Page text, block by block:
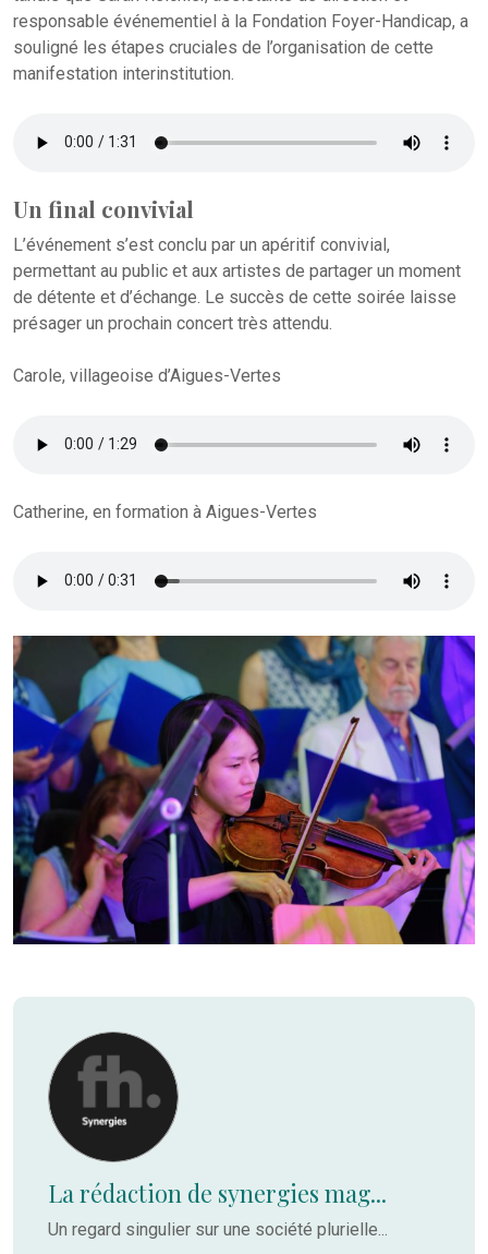
responsable événementiel à la Fondation Foyer-Handicap, a
souligné les étapes cruciales de l’organisation de cette
manifestation interinstitution.
Un final convivial
L’événement s’est conclu par un apéritif convivial,
permettant au public et aux artistes de partager un moment
de détente et d’échange. Le succès de cette soirée laisse
présager un prochain concert très attendu.
Carole, villageoise d’Aigues-Vertes
Catherine, en formation à Aigues-Vertes
La rédaction de synergies mag...
Un regard singulier sur une société plurielle...